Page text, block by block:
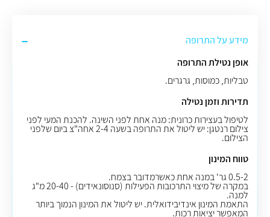
מידע על התרופה
אופן נטילת התרופה
טבליות, כמוסות, גרגרים.
תדירות וזמן נטילה
לטיפול בעצירות כרונית: מנה אחת לפני השינה. להכנת המעי לפני
צילום רנטגן: יש ליטול את התרופה בשעה 2-4 אחה"צ ביום שלפני
הצילום.
טווח המינון
0.5-2 גר' במנה אחת כאשרמדובר בצמח.
במקרה של מיצוי התרכובות הפעילות (סנוסונאידים) - 20-40 מ"ג
למנה.
התאמת המינון אינדיבידואלית. יש ליטול את המינון הנמוך ביותר
המאפשר יציאות רכות.